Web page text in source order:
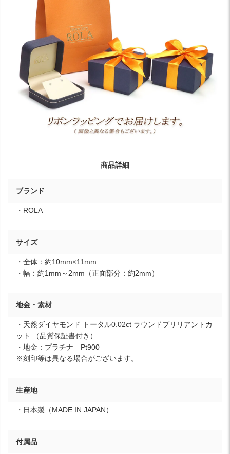
商品詳細
ブランド
・ROLA
サイズ
・全体：約10mm×11mm
・幅：約1mm～2mm（正面部分：約2mm）
地金・素材
・天然ダイヤモンド トータル0.02ct ラウンドブリリアントカ
ット （品質保証書付き）
・地金：プラチナ Pt900
※刻印等は異なる場合がございます。
生産地
・日本製（MADE IN JAPAN）
付属品